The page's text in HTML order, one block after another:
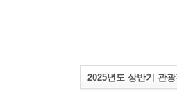
2025년도 상반기 관